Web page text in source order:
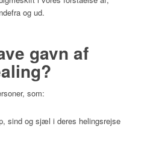
og ud.
gavn af
som:
sind og sjæl i deres helingsrejse